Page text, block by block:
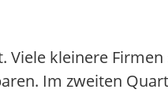
kleinere
Im zweiten